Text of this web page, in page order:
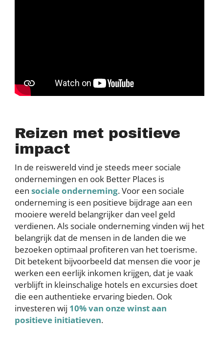
Reizen met positieve
impact
In de reiswereld vind je steeds meer sociale
ondernemingen en ook Better Places is
een sociale onderneming. Voor een sociale
onderneming is een positieve bijdrage aan een
mooiere wereld belangrijker dan veel geld
verdienen. Als sociale onderneming vinden wij het
belangrijk dat de mensen in de landen die we
bezoeken optimaal profiteren van het toerisme.
Dit betekent bijvoorbeeld dat mensen die voor je
werken een eerlijk inkomen krijgen, dat je vaak
verblijft in kleinschalige hotels en excursies doet
die een authentieke ervaring bieden. Ook
investeren wij 10% van onze winst aan
positieve initiatieven.